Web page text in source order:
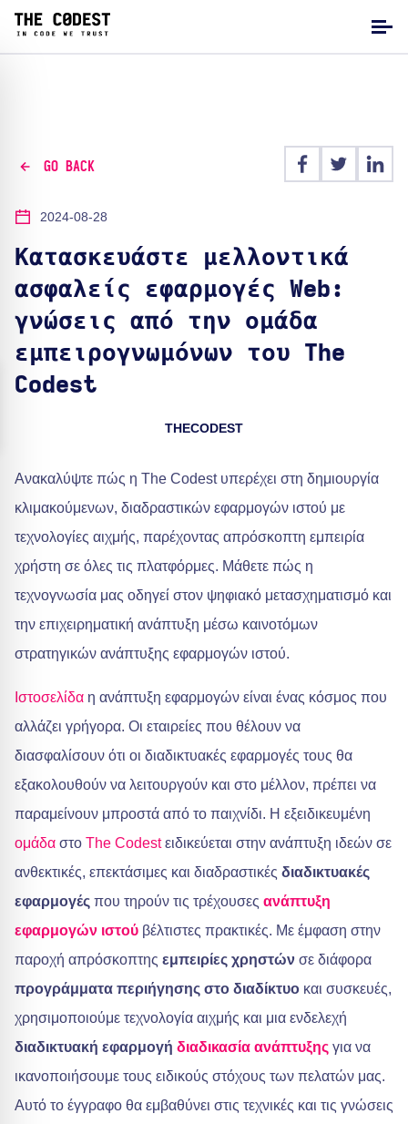
GO BACK
2024-08-28
Κατασκευάστε μελλοντικά
ασφαλείς εφαρμογές Web:
γνώσεις από την ομάδα
εμπειρογνωμόνων του The
Codest
THECODEST
Ανακαλύψτε πώς η The Codest υπερέχει στη δημιουργία
κλιμακούμενων, διαδραστικών εφαρμογών ιστού με
τεχνολογίες αιχμής, παρέχοντας απρόσκοπτη εμπειρία
χρήστη σε όλες τις πλατφόρμες. Μάθετε πώς η
τεχνογνωσία μας οδηγεί στον ψηφιακό μετασχηματισμό και
την επιχειρηματική ανάπτυξη μέσω καινοτόμων
στρατηγικών ανάπτυξης εφαρμογών ιστού.
Ιστοσελίδα η ανάπτυξη εφαρμογών είναι ένας κόσμος που
αλλάζει γρήγορα. Οι εταιρείες που θέλουν να
διασφαλίσουν ότι οι διαδικτυακές εφαρμογές τους θα
εξακολουθούν να λειτουργούν και στο μέλλον, πρέπει να
παραμείνουν μπροστά από το παιχνίδι. Η εξειδικευμένη
ομάδα στο The Codestειδικεύεται στην ανάπτυξη ιδεών σε
ανθεκτικές, επεκτάσιμες και διαδραστικές διαδικτυακές
εφαρμογές που τηρούν τις τρέχουσες ανάπτυξη
εφαρμογών ιστού βέλτιστες πρακτικές. Με έμφαση στην
παροχή απρόσκοπτης εμπειρίες χρηστών σε διάφορα
προγράμματα περιήγησης στο διαδίκτυο και συσκευές,
χρησιμοποιούμε τεχνολογία αιχμής και μια ενδελεχή
διαδικτυακή εφαρμογή διαδικασία ανάπτυξης για να
ικανοποιήσουμε τους ειδικούς στόχους των πελατών μας.
Αυτό το έγγραφο θα εμβαθύνει στις τεχνικές και τις γνώσεις